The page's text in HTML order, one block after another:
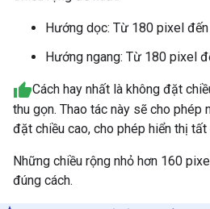
Hướng dọc: Từ 180 pixel
Hướng ngang: Từ 180 pixel
Cách hay nhất là không đặt
thu gọn. Thao tác này sẽ cho phép
đặt chiều cao, cho phép hiển thị tất
Những chiều rộng nhỏ hơn 160
đúng cách.